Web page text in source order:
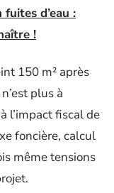
d’eau :
!
150 m² après
plus à
l’impact fiscal de
foncière, calcul
même tensions